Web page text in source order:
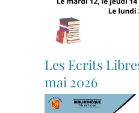
Les Ecrits
mai 2026